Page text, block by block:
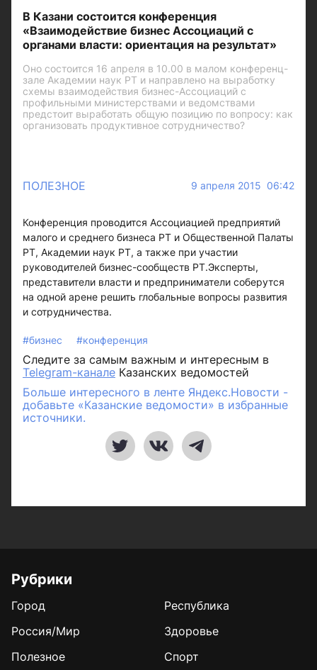
В Казани состоится конференция
«Взаимодействие бизнес Ассоциаций с
органами власти: ориентация на результат»
Оно состоится 16 апреля в 10.00 в малом конференц-
зале Академии наук РТ и направлено на выработку
схемы взаимодействия бизнес-Ассоциаций с
профильными министерствами и ведомствами
предстоит выработать общую позицию по вопросу: как
организовать продуктивное сотрудничество?
ПОЛЕЗНОЕ 9 апреля 2015 06:42
Конференция проводится Ассоциацией предприятий
малого и среднего бизнеса РТ и Общественной Палаты
РТ, Академии наук РТ, а также при участии
руководителей бизнес-сообществ РТ.Эксперты,
представители власти и предприниматели соберутся
на одной арене решить глобальные вопросы развития
и сотрудничества.
#бизнес #конференция
Следите за самым важным и интересным в
Telegram-канале Казанских ведомостей
Больше интересного в ленте Яндекс.Новости -
добавьте «Казанские ведомости» в избранные
источники.
Рубрики
Город
Республика
Россия/Мир
Здоровье
Полезное
Спорт